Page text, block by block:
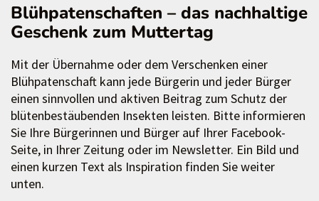
Blühpatenschaften – das nachhaltige
Geschenk zum Muttertag
Mit der Übernahme oder dem Verschenken einer
Blühpatenschaft kann jede Bürgerin und jeder Bürger
einen sinnvollen und aktiven Beitrag zum Schutz der
blütenbestäubenden Insekten leisten. Bitte informieren
Sie Ihre Bürgerinnen und Bürger auf Ihrer Facebook-
Seite, in Ihrer Zeitung oder im Newsletter. Ein Bild und
einen kurzen Text als Inspiration finden Sie weiter
unten.